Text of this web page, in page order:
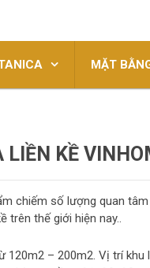
MẶT
KỀ
chiếm số lượng quan
trên thế giới hiện nay..
– 200m2. Vị trí